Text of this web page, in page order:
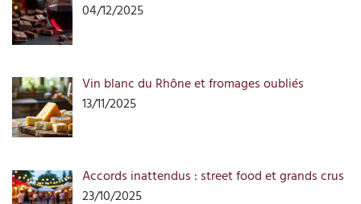
04/12/2025
Vin blanc du Rhône et fromages oubliés
13/11/2025
Accords inattendus : street food et grands crus
23/10/2025